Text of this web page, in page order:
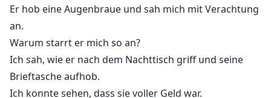
Er hob eine Augenbraue und sah mich mit Verachtung
an.
Warum starrt er mich so an?
Ich sah, wie er nach dem Nachttisch griff und seine
Brieftasche aufhob.
Ich konnte sehen, dass sie voller Geld war.